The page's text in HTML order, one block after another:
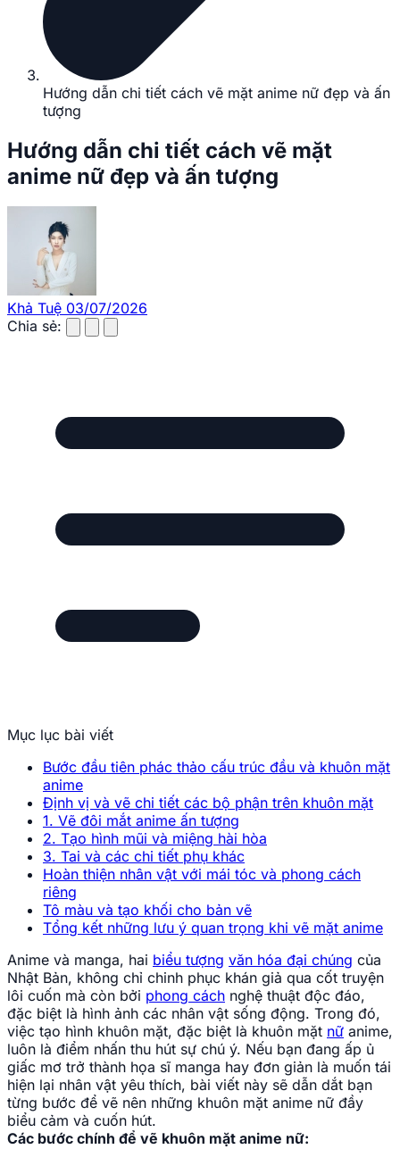
Hướng dẫn chi tiết cách vẽ mặt anime nữ đẹp và ấn
tượng
Hướng dẫn chi tiết cách vẽ mặt
anime nữ đẹp và ấn tượng
Khả Tuệ 03/07/2026
Chia sẻ:
Mục lục bài viết
Bước đầu tiên phác thảo cấu trúc đầu và khuôn mặt
anime
Định vị và vẽ chi tiết các bộ phận trên khuôn mặt
1. Vẽ đôi mắt anime ấn tượng
2. Tạo hình mũi và miệng hài hòa
3. Tai và các chi tiết phụ khác
Hoàn thiện nhân vật với mái tóc và phong cách
riêng
Tô màu và tạo khối cho bản vẽ
Tổng kết những lưu ý quan trọng khi vẽ mặt anime
Anime và manga, hai biểu tượng văn hóa đại chúng của
Nhật Bản, không chỉ chinh phục khán giả qua cốt truyện
lôi cuốn mà còn bởi phong cách nghệ thuật độc đáo,
đặc biệt là hình ảnh các nhân vật sống động. Trong đó,
việc tạo hình khuôn mặt, đặc biệt là khuôn mặt nữ anime,
luôn là điểm nhấn thu hút sự chú ý. Nếu bạn đang ấp ủ
giấc mơ trở thành họa sĩ manga hay đơn giản là muốn tái
hiện lại nhân vật yêu thích, bài viết này sẽ dẫn dắt bạn
từng bước để vẽ nên những khuôn mặt anime nữ đầy
biểu cảm và cuốn hút.
Các bước chính để vẽ khuôn mặt anime nữ: